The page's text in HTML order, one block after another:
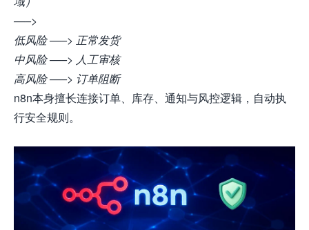
—–>
低风险 —–> 正常发货
中风险 —–> 人工审核
高风险 —–> 订单阻断
n8n本身擅长连接订单、库存、通知与风控逻辑，自动执
行安全规则。